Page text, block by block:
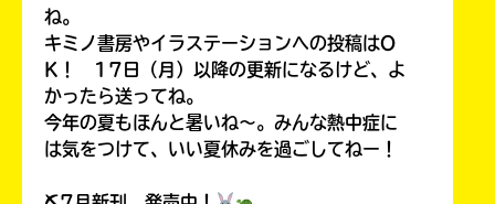
見られる
ね。
キミノ書房やイラステーションへの投稿はO
K！ 17日（月）以降の更新になるけど、よ
かったら送ってね。
今年の夏もほんと暑いね～。みんな熱中症に
は気をつけて、いい夏休みを過ごしてねー！